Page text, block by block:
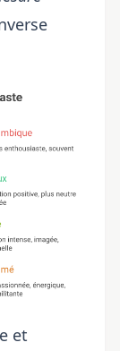
et